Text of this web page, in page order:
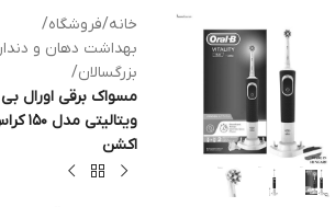
خانه/فروشگاه/
بهداشت دهان و
بزرگسالان/
مسواک برقی اورال بی
ویتالیتی مدل
اکشن